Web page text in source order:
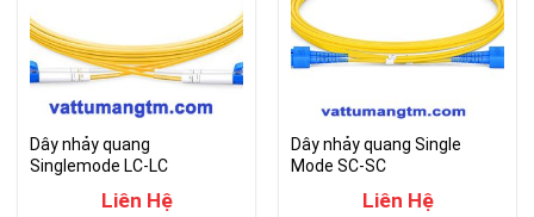
Dây nhảy quang
Singlemode LC-LC
Liên Hệ
Dây nhảy quang Single
Mode SC-SC
Liên Hệ